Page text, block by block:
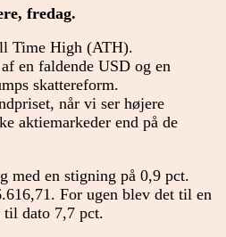
fredag.
Time High (ATH).
en faldende USD og en
skattereform.
når vi ser højere
aktiemarkeder end på de
med en stigning på 0,9 pct.
For ugen blev det til en
til dato 7,7 pct.